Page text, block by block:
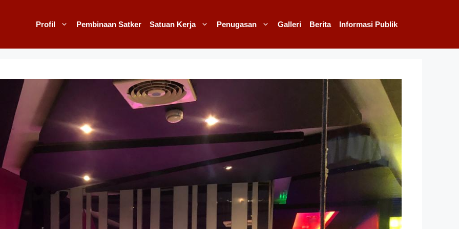
Profil Pembinaan Satker Satuan Kerja Penugasan Galleri Berita Informasi Publik